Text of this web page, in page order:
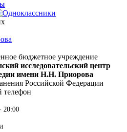
бюджетное учреждение
исследовательский центр
имени Н.Н. Приорова
Российской Федерации
телефон
20:00